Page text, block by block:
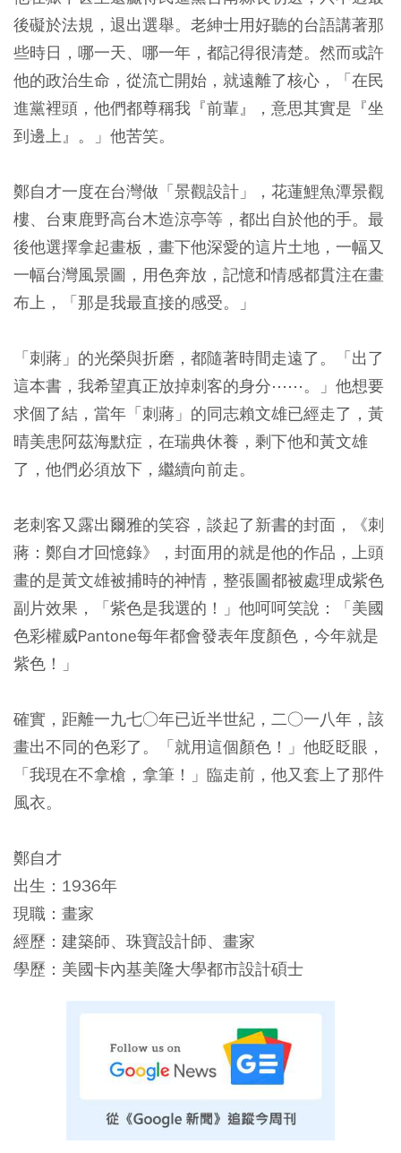
後礙於法規，退出選舉。老紳士用好聽的台語講著那
些時日，哪一天、哪一年，都記得很清楚。然而或許
他的政治生命，從流亡開始，就遠離了核心，「在民
進黨裡頭，他們都尊稱我『前輩』，意思其實是『坐
到邊上』。」他苦笑。
鄭自才一度在台灣做「景觀設計」，花蓮鯉魚潭景觀
樓、台東鹿野高台木造涼亭等，都出自於他的手。最
後他選擇拿起畫板，畫下他深愛的這片土地，一幅又
一幅台灣風景圖，用色奔放，記憶和情感都貫注在畫
布上，「那是我最直接的感受。」
「刺蔣」的光榮與折磨，都隨著時間走遠了。「出了
這本書，我希望真正放掉刺客的身分⋯⋯。」他想要
求個了結，當年「刺蔣」的同志賴文雄已經走了，黃
晴美患阿茲海默症，在瑞典休養，剩下他和黃文雄
了，他們必須放下，繼續向前走。
老刺客又露出爾雅的笑容，談起了新書的封面，《刺
蔣：鄭自才回憶錄》，封面用的就是他的作品，上頭
畫的是黃文雄被捕時的神情，整張圖都被處理成紫色
副片效果，「紫色是我選的！」他呵呵笑說：「美國
色彩權威Pantone每年都會發表年度顏色，今年就是
紫色！」
確實，距離一九七○年已近半世紀，二○一八年，該
畫出不同的色彩了。「就用這個顏色！」他眨眨眼，
「我現在不拿槍，拿筆！」臨走前，他又套上了那件
風衣。
鄭自才
出生：1936年
現職：畫家
經歷：建築師、珠寶設計師、畫家
學歷：美國卡內基美隆大學都市設計碩士